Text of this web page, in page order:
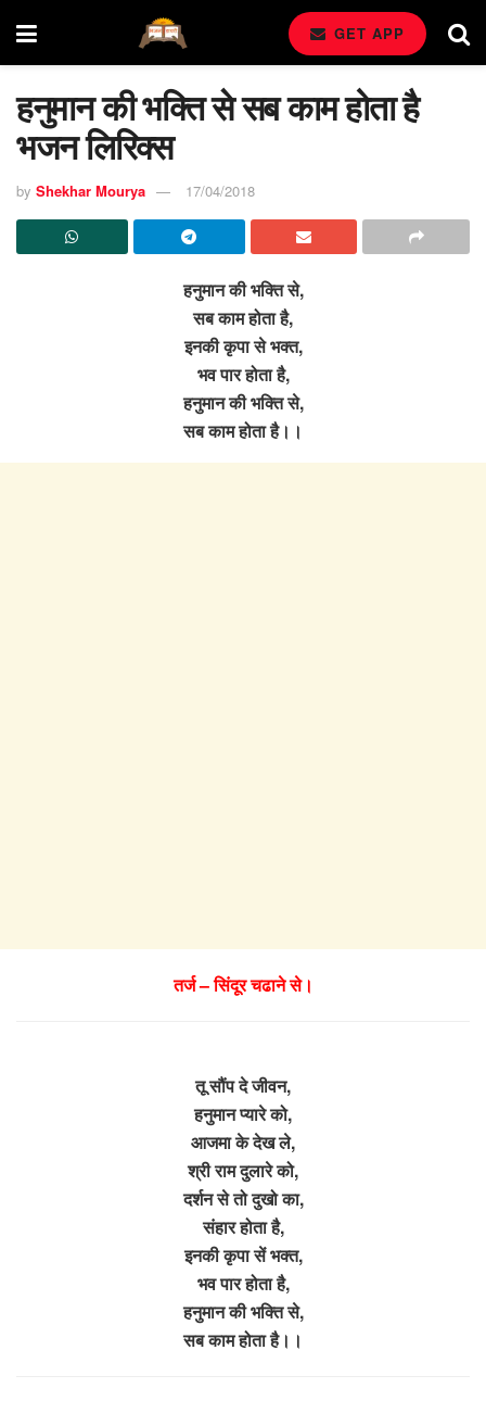
GET APP
हनुमान की भक्ति से सब काम होता है
भजन लिरिक्स
by Shekhar Mourya 17/04/2018
हनुमान की भक्ति से,
सब काम होता है,
इनकी कृपा से भक्त,
भव पार होता है,
हनुमान की भक्ति से,
सब काम होता है।।
तर्ज – सिंदूर चढाने से।
तू सौंप दे जीवन,
हनुमान प्यारे को,
आजमा के देख ले,
श्री राम दुलारे को,
दर्शन से तो दुखो का,
संहार होता है,
इनकी कृपा सें भक्त,
भव पार होता है,
हनुमान की भक्ति से,
सब काम होता है।।